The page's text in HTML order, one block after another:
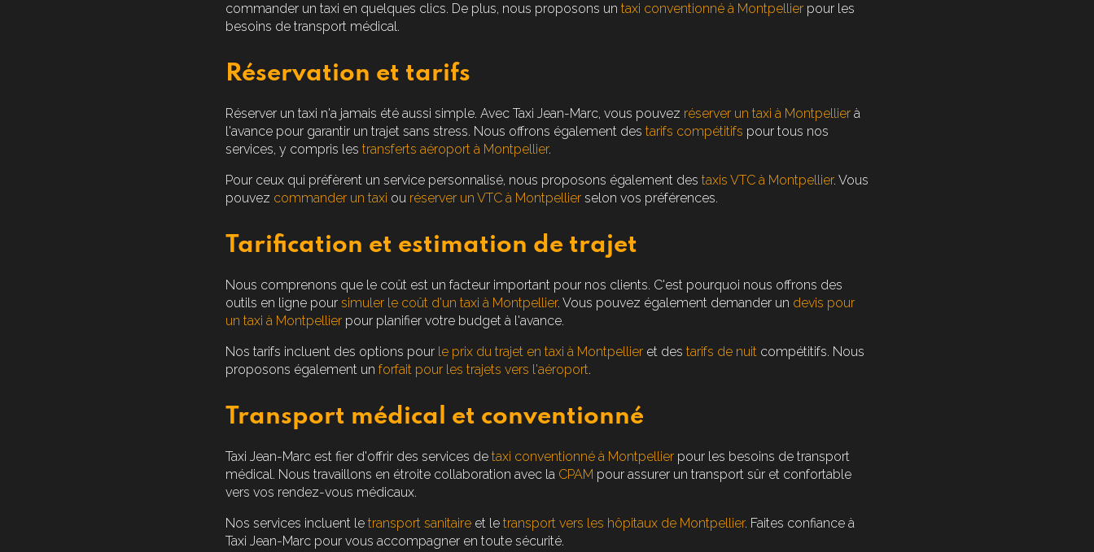
commander un taxi en quelques clics. De plus, nous proposons un taxi conventionné à Montpellier pour les
besoins de transport médical.
Réservation et tarifs
Réserver un taxi n'a jamais été aussi simple. Avec Taxi Jean-Marc, vous pouvez réserver un taxi à Montpellier à
l'avance pour garantir un trajet sans stress. Nous offrons également des tarifs compétitifs pour tous nos
services, y compris les transferts aéroport à Montpellier.
Pour ceux qui préfèrent un service personnalisé, nous proposons également des taxis VTC à Montpellier. Vous
pouvez commander un taxi ou réserver un VTC à Montpellier selon vos préférences.
Tarification et estimation de trajet
Nous comprenons que le coût est un facteur important pour nos clients. C'est pourquoi nous offrons des
outils en ligne pour simuler le coût d'un taxi à Montpellier. Vous pouvez également demander un devis pour
un taxi à Montpellier pour planifier votre budget à l'avance.
Nos tarifs incluent des options pour le prix du trajet en taxi à Montpellier et des tarifs de nuit compétitifs. Nous
proposons également un forfait pour les trajets vers l'aéroport.
Transport médical et conventionné
Taxi Jean-Marc est fier d'offrir des services de taxi conventionné à Montpellier pour les besoins de transport
médical. Nous travaillons en étroite collaboration avec la CPAM pour assurer un transport sûr et confortable
vers vos rendez-vous médicaux.
Nos services incluent le transport sanitaire et le transport vers les hôpitaux de Montpellier. Faites confiance à
Taxi Jean-Marc pour vous accompagner en toute sécurité.